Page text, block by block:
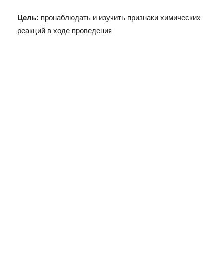
Цель: пронаблюдать и изучить признаки химических
реакций в ходе проведения